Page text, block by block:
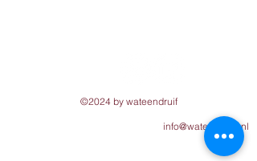
©2024 by wateendruif
info@wateendruif.nl
Privacy verklaring